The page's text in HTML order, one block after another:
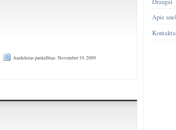
Anekdotas paskelbtas: November 19, 2009
Draugai
Apie